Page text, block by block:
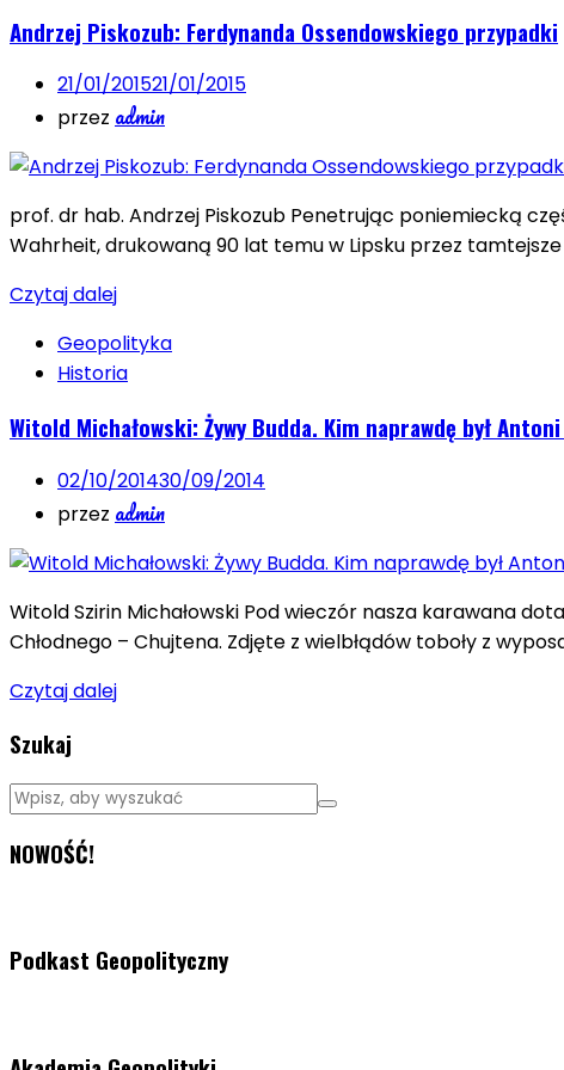
Andrzej Piskozub: Ferdynanda Ossendowskiego przypadki
21/01/201521/01/2015
przez admin
prof. dr hab. Andrzej Piskozub Penetrując poniemiecką
Wahrheit, drukowaną 90 lat temu w Lipsku przez
Czytaj dalej
Geopolityka
Historia
Witold Michałowski: Żywy Budda. Kim naprawdę był
02/10/201430/09/2014
przez admin
Witold Szirin Michałowski Pod wieczór nasza karawana
Chłodnego – Chujtena. Zdjęte z wielbłądów toboły z
Czytaj dalej
Szukaj
NOWOŚĆ!
Podkast Geopolityczny